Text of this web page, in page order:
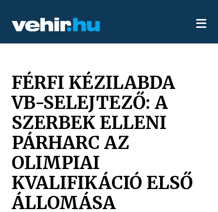
FÉRFI KÉZILABDA
VB-SELEJTEZŐ: A
SZERBEK ELLENI
PÁRHARC AZ
OLIMPIAI
KVALIFIKÁCIÓ ELSŐ
ÁLLOMÁSA